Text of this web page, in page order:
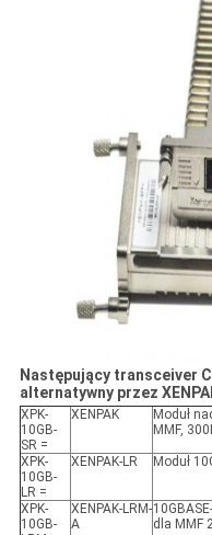
Następujący transceiver
alternatywny przez
XPK-
10GB-
SR =
XENPAK
Moduł
MMF,
XPK-
10GB-
LR =
XENPAK-LR Moduł
XPK-
10GB-
XENPAK-LRM-
A
dla MMF